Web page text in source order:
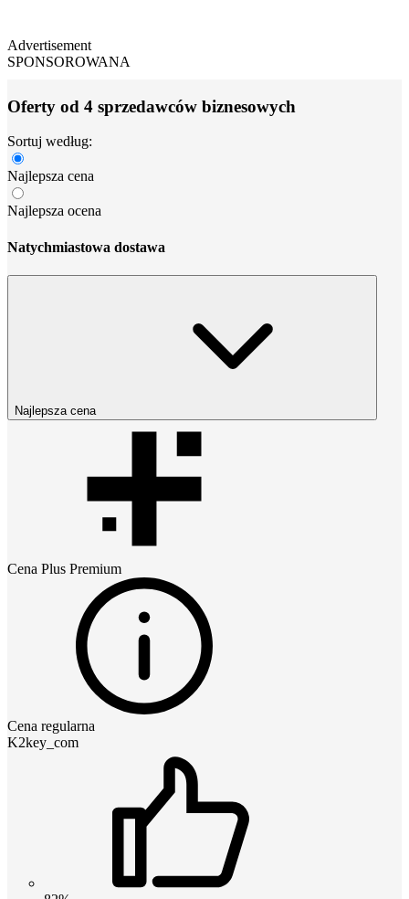
Advertisement
SPONSOROWANA
Oferty od 4 sprzedawców biznesowych
Sortuj według:
Najlepsza cena
Najlepsza ocena
Natychmiastowa dostawa
Najlepsza cena
Cena Plus Premium
Cena regularna
K2key_com